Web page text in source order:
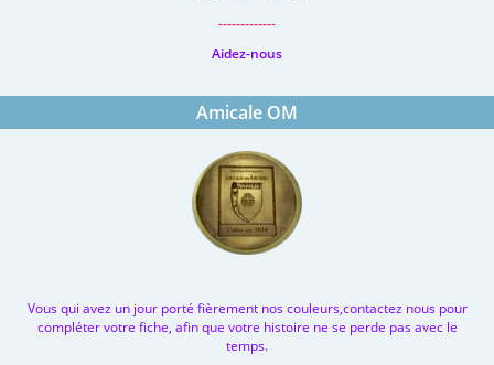
-------------
Aidez-nous
Amicale OM
Vous qui avez un jour porté fièrement nos couleurs,contactez nous pour
compléter votre fiche, afin que votre histoire ne se perde pas avec le
temps.